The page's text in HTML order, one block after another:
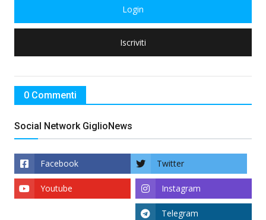
Login
Iscriviti
0 Commenti
Social Network GiglioNews
Facebook Twitter
Instagram
Youtube
Telegram